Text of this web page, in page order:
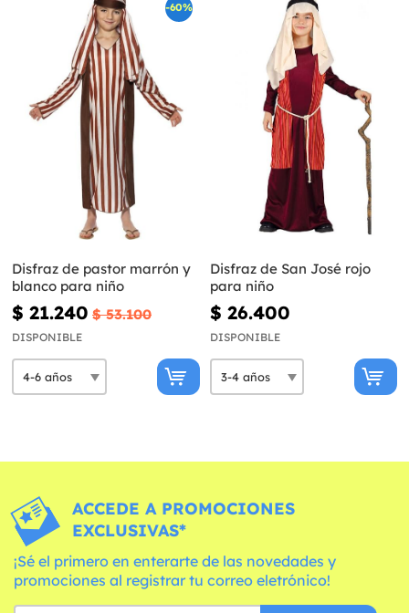
-60%
Disfraz de pastor marrón y
blanco para niño
$ 21.240 $ 53.100
DISPONIBLE
Disfraz de San José rojo
para niño
$ 26.400
DISPONIBLE
ACCEDE A PROMOCIONES
EXCLUSIVAS*
¡Sé el primero en enterarte de las novedades y
promociones al registrar tu correo eletrónico!